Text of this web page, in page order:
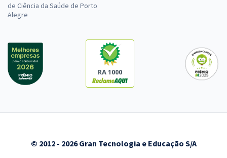
de Ciência da Saúde de Porto
Alegre
RA 1000
© 2012 - 2026 Gran Tecnologia e Educação S/A